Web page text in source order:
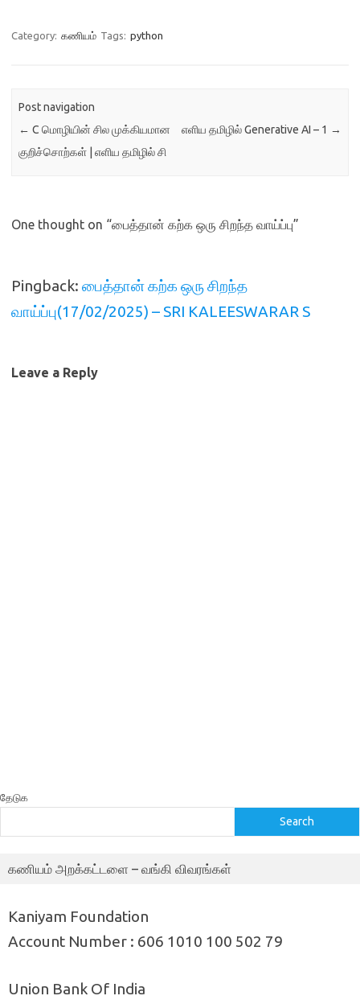
Category: கணியம் Tags: python
Post navigation
← C மொழியின் சில முக்கியமான
குறிச்சொற்கள் | எளிய தமிழில் சி
எளிய தமிழில் Generative AI – 1 →
One thought on “பைத்தான் கற்க ஒரு சிறந்த வாய்ப்பு”
Pingback: பைத்தான் கற்க ஒரு சிறந்த
வாய்ப்பு(17/02/2025) – SRI KALEESWARAR S
Leave a Reply
தேடுக
Search
கணியம் அறக்கட்டளை – வங்கி விவரங்கள்
Kaniyam Foundation
Account Number : 606 1010 100 502 79
Union Bank Of India